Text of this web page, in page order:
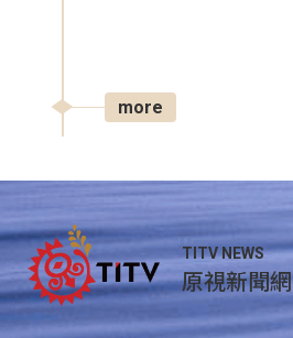
more
TITV NEWS
原視新聞網